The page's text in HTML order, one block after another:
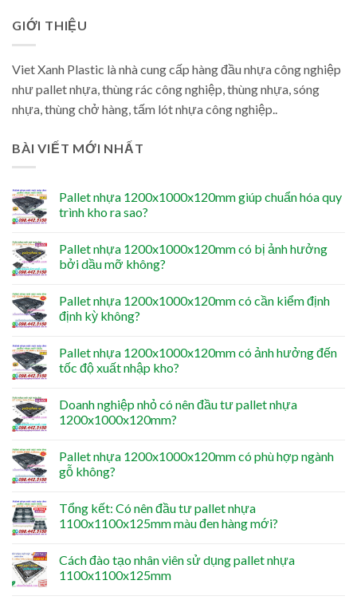
GIỚI THIỆU
Viet Xanh Plastic là nhà cung cấp hàng đầu nhựa công nghiệp
như pallet nhựa, thùng rác công nghiệp, thùng nhựa, sóng
nhựa, thùng chở hàng, tấm lót nhựa công nghiệp..
BÀI VIẾT MỚI NHẤT
Pallet nhựa 1200x1000x120mm giúp chuẩn hóa quy
trình kho ra sao?
Pallet nhựa 1200x1000x120mm có bị ảnh hưởng
bởi dầu mỡ không?
Pallet nhựa 1200x1000x120mm có cần kiểm định
định kỳ không?
Pallet nhựa 1200x1000x120mm có ảnh hưởng đến
tốc độ xuất nhập kho?
Doanh nghiệp nhỏ có nên đầu tư pallet nhựa
1200x1000x120mm?
Pallet nhựa 1200x1000x120mm có phù hợp ngành
gỗ không?
Tổng kết: Có nên đầu tư pallet nhựa
1100x1100x125mm màu đen hàng mới?
Cách đào tạo nhân viên sử dụng pallet nhựa
1100x1100x125mm